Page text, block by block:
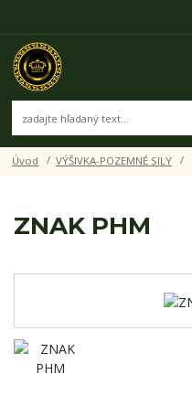
Úvod VÝŠIVKA-POZEMNÉ SILY
ZNAK PHM